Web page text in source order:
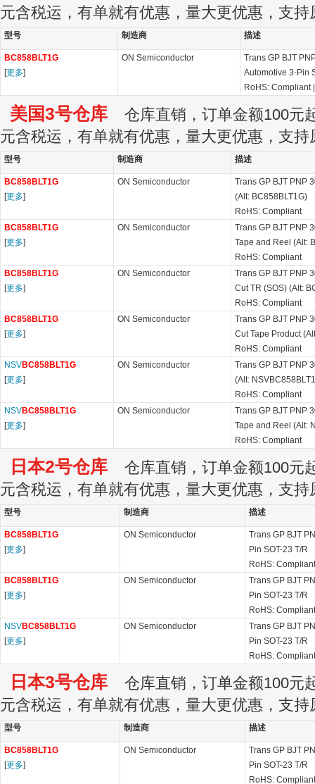
元含税运，有单就有优惠，量大更优惠，支持
型号 制造商 描述
BC858BLT1G
[更多]
ON Semiconductor
Trans GP BJT
Automotive 3-Pin
RoHS: Compliant
美国3号仓库 仓库直销，订单金额100元
元含税运，有单就有优惠，量大更优惠，支持
型号 制造商 描述
BC858BLT1G
[更多]
ON Semiconductor
Trans GP BJT PNP
(Alt: BC858BLT1G)
RoHS: Compliant
BC858BLT1G
[更多]
ON Semiconductor
Trans GP BJT PNP
Tape and Reel (Alt:
RoHS: Compliant
BC858BLT1G
[更多]
ON Semiconductor
Trans GP BJT PNP
Cut TR (SOS) (Alt:
RoHS: Compliant
BC858BLT1G
[更多]
ON Semiconductor
Trans GP BJT PNP
Cut Tape Product
RoHS: Compliant
NSVBC858BLT1G
[更多]
ON Semiconductor
Trans GP BJT PNP
(Alt:
RoHS: Compliant
NSVBC858BLT1G
[更多]
ON Semiconductor
Trans GP BJT PNP
Tape and Reel (Alt:
RoHS: Compliant
日本2号仓库 仓库直销，订单金额100元
元含税运，有单就有优惠，量大更优惠，支持
型号 制造商 描述
BC858BLT1G
[更多]
ON Semiconductor
Trans GP BJT
Pin SOT-23 T/R
RoHS: Compliant
BC858BLT1G
[更多]
ON Semiconductor
Trans GP BJT
Pin SOT-23 T/R
RoHS: Compliant
NSVBC858BLT1G
[更多]
ON Semiconductor
Trans GP BJT
Pin SOT-23 T/R
RoHS: Compliant
日本3号仓库 仓库直销，订单金额100元
元含税运，有单就有优惠，量大更优惠，支持
型号 制造商 描述
BC858BLT1G
[更多]
ON Semiconductor
Trans GP BJT
Pin SOT-23 T/R
RoHS: Compliant